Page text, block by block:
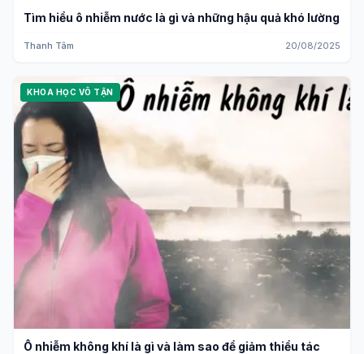
Tìm hiểu ô nhiễm nước là gì và những hậu quả khó lường
Thanh Tâm 20/08/2025
KHOA HỌC VÔ TẬN
Ô nhiễm không khí là gì và làm sao để giảm thiểu tác